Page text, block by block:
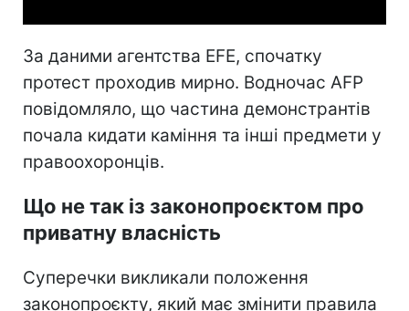
За даними агентства EFE, спочатку
протест проходив мирно. Водночас AFP
повідомляло, що частина демонстрантів
почала кидати каміння та інші предмети у
правоохоронців.
Що не так із законопроєктом про
приватну власність
Суперечки викликали положення
законопроєкту, який має змінити правила